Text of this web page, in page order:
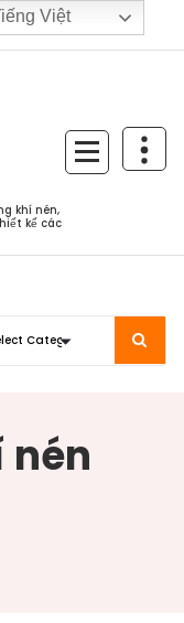
khí nén,
kế các
nén
Việt